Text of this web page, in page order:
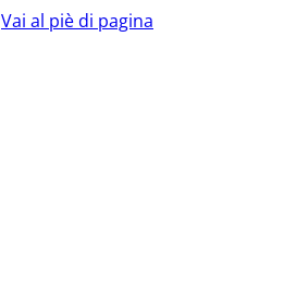
Vai al piè di pagina